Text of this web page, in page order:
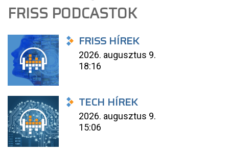
FRISS PODCASTOK
FRISS HÍREK
2026. augusztus 9.
18:16
TECH HÍREK
2026. augusztus 9.
15:06